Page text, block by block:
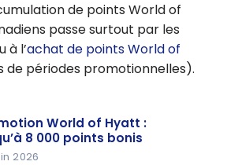
de points World of
passe surtout par les
à l’achat de points World of
de périodes promotionnelles).
World of Hyatt :
8 000 points bonis
2026